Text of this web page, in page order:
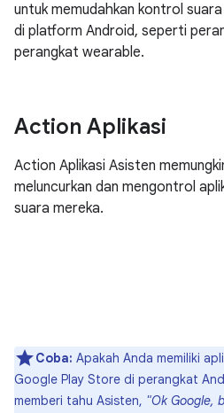
untuk memudahkan kontrol
di platform Android, seperti
perangkat wearable.
Action Aplikasi
Action Aplikasi Asisten
meluncurkan dan mengontrol
suara mereka.
Coba: Apakah Anda memiliki
Google Play Store di perangkat
memberi tahu Asisten, "Ok Google,